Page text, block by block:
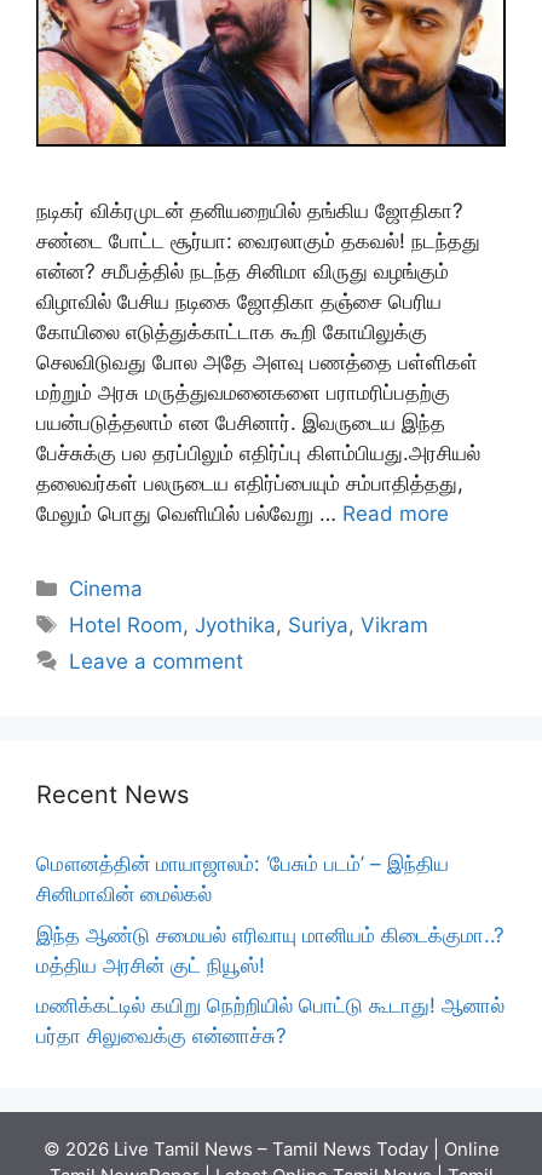
நடிகர் விக்ரமுடன் தனியறையில் தங்கிய ஜோதிகா?
சண்டை போட்ட சூர்யா: வைரலாகும் தகவல்! நடந்தது
என்ன? சமீபத்தில் நடந்த சினிமா விருது வழங்கும்
விழாவில் பேசிய நடிகை ஜோதிகா தஞ்சை பெரிய
கோயிலை எடுத்துக்காட்டாக கூறி கோயிலுக்கு
செலவிடுவது போல அதே அளவு பணத்தை பள்ளிகள்
மற்றும் அரசு மருத்துவமனைகளை பராமரிப்பதற்கு
பயன்படுத்தலாம் என பேசினார். இவருடைய இந்த
பேச்சுக்கு பல தரப்பிலும் எதிர்ப்பு கிளம்பியது.அரசியல்
தலைவர்கள் பலருடைய எதிர்ப்பையும் சம்பாதித்தது,
மேலும் பொது வெளியில் பல்வேறு … Read more
Categories
Cinema
Tags
Hotel Room,Jyothika, Suriya,Vikram
Leave a comment
Recent News
மௌனத்தின் மாயாஜாலம்: ‘பேசும் படம்’ – இந்திய
சினிமாவின் மைல்கல்
இந்த ஆண்டு சமையல் எரிவாயு மானியம் கிடைக்குமா..?
மத்திய அரசின் குட் நியூஸ்!
மணிக்கட்டில் கயிறு நெற்றியில் பொட்டு கூடாது! ஆனால்
பர்தா சிலுவைக்கு என்னாச்சு?
© 2026 Live Tamil News – Tamil News Today | Online